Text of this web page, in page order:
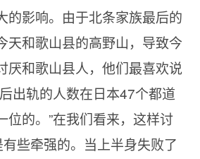
的影响。由于北条家族最后的
天和歌山县的高野山，导致今
厌和歌山县人，他们最喜欢说
出轨的人数在日本47个都道
位的。”在我们看来，这样讨
有些牵强的。当上半身失败了